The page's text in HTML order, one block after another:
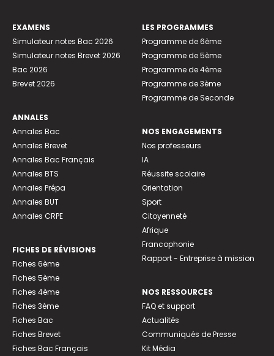
EXAMENS
Simulateur notes Bac 2026
Simulateur notes Brevet 2026
Bac 2026
Brevet 2026
ANNALES
Annales Bac
Annales Brevet
Annales Bac Français
Annales BTS
Annales Prépa
Annales BUT
Annales CRPE
FICHES DE RÉVISIONS
Fiches 6ème
Fiches 5ème
Fiches 4ème
Fiches 3ème
Fiches Bac
Fiches Brevet
Fiches Bac Français
LES PROGRAMMES
Programme de 6ème
Programme de 5ème
Programme de 4ème
Programme de 3ème
Programme de Seconde
NOS ENGAGEMENTS
Nos professeurs
IA
Réussite scolaire
Orientation
Sport
Citoyenneté
Afrique
Francophonie
Rapport - Entreprise à mission
NOS RESSOURCES
FAQ et support
Actualités
Communiqués de Presse
Kit Média